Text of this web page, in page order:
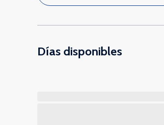
Días disponibles